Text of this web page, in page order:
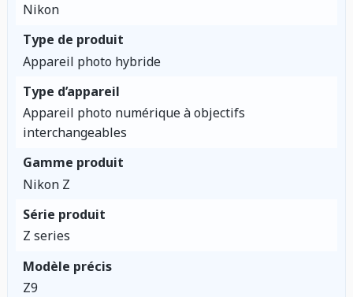
Nikon
Type de produit
Appareil photo hybride
Type d’appareil
Appareil photo numérique à objectifs
interchangeables
Gamme produit
Nikon Z
Série produit
Z series
Modèle précis
Z9